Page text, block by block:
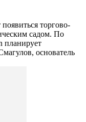
торгово-
садом. По
планирует
основатель